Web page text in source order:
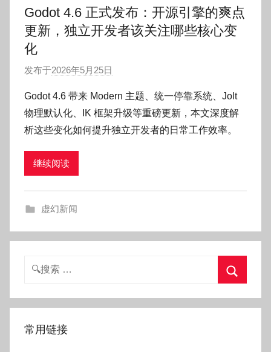
Godot 4.6 正式发布：开源引擎的爽点
更新，独立开发者该关注哪些核心变
化
发布于2026年5月25日
:
O
k
Godot 4.6 带来 Modern 主题、统一停靠系统、Jolt
物理默认化、IK 框架升级等重磅更新，本文深度解
析这些变化如何提升独立开发者的日常工作效率。
继续阅读
虚幻新闻
搜
索
常用链接